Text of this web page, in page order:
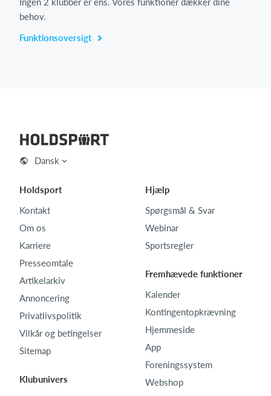
behov.
Funktionsoversigt
Dansk
Holdsport
Kontakt
Om os
Karriere
Presseomtale
Artikelarkiv
Annoncering
Privatlivspolitik
Vilkår og betingelser
Sitemap
Klubunivers
Hjælp
Spørgsmål & Svar
Webinar
Sportsregler
Fremhævede funktioner
Kalender
Kontingentopkrævning
Hjemmeside
App
Foreningssystem
Webshop